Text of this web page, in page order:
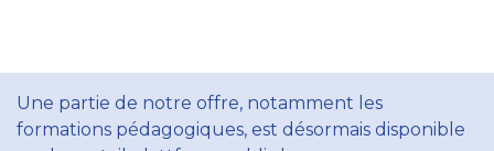
Une partie de notre offre, notamment les
formations pédagogiques, est désormais disponible